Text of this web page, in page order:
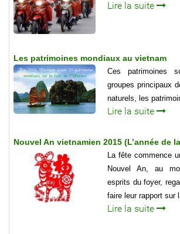
Lire la suite
Les patrimoines mondiaux au vietnam
Ces patrimoines
groupes principaux
naturels, les
Lire la suite
Nouvel An vietnamien 2015 (L’année de
La fête commence
Nouvel An, au
esprits du foyer,
faire leur rapport sur
Lire la suite